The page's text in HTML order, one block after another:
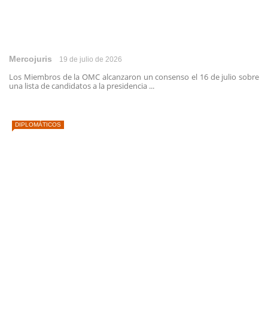
Mercojuris 19 de julio de 2026
Los Miembros de la OMC alcanzaron un consenso el 16 de julio sobre
una lista de candidatos a la presidencia ...
DIPLOMÁTICOS